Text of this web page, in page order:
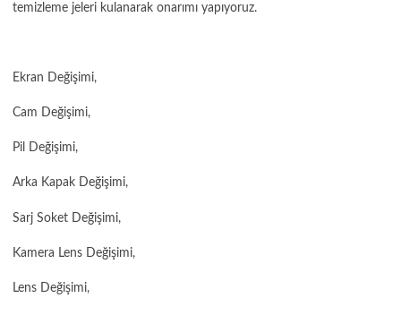
temizleme jeleri kulanarak onarımı yapıyoruz.
Ekran Değişimi,
Cam Değişimi,
Pil Değişimi,
Arka Kapak Değişimi,
Sarj Soket Değişimi,
Kamera Lens Değişimi,
Lens Değişimi,